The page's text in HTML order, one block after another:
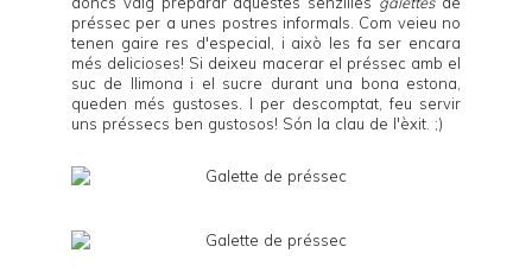
préssec per a unes postres informals. Com veieu no
tenen gaire res d'especial, i això les fa ser encara
més delicioses! Si deixeu macerar el préssec amb el
suc de llimona i el sucre durant una bona estona,
queden més gustoses. I per descomptat, feu servir
uns préssecs ben gustosos! Són la clau de l'èxit. ;)